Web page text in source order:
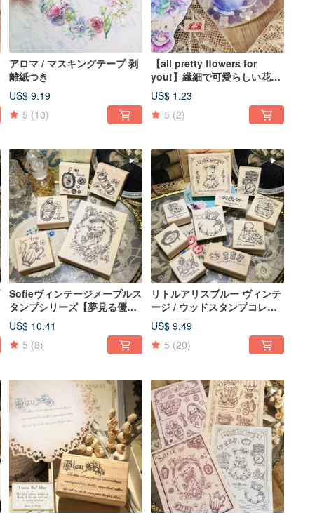
アロマ / マスキングテープ 剥
離紙つき
US$ 9.19
5 (10)
【all pretty flowers for
you!】繊細で可愛らしい花々
の白インクビッグステッカー
US$ 1.23
5 (2)
Sofieヴィンテージメープルス
タンプシリーズ【夢見る優雅
な天使】
US$ 10.41
5 (8)
リトルアリスブルー ヴィンテ
ージ / ウッドスタンプコレク
ション / 素敵なプチモチーフ
US$ 9.49
5 (20)